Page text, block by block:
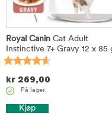
Royal Canin Cat Adult
Instinctive 7+ Gravy 12 x 85
kr 269,00
På lager.
Kjøp